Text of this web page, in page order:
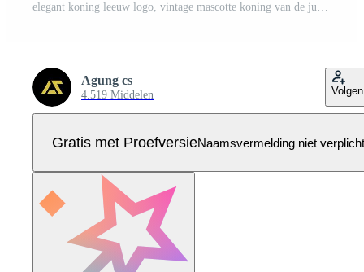
elegant koning leeuw logo, vintage mascotte koning van de jungle logo Pro Vector
Agung cs
4.519 Middelen Volgen
Gratis met ProefversieNaamsvermelding niet verplicht